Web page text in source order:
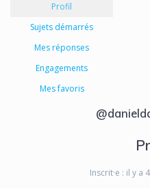
Profil
Sujets démarrés
Mes réponses
Engagements
Mes favoris
Inscrit·e : il y a